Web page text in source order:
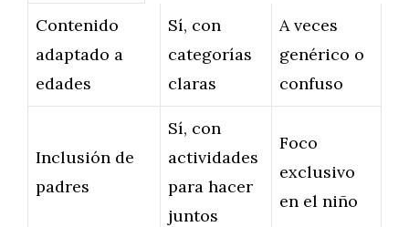
Contenido
adaptado a
edades
Sí, con
categorías
claras
A veces
genérico o
confuso
Inclusión de
padres
Sí, con
actividades
para hacer
juntos
Foco
exclusivo
en el niño